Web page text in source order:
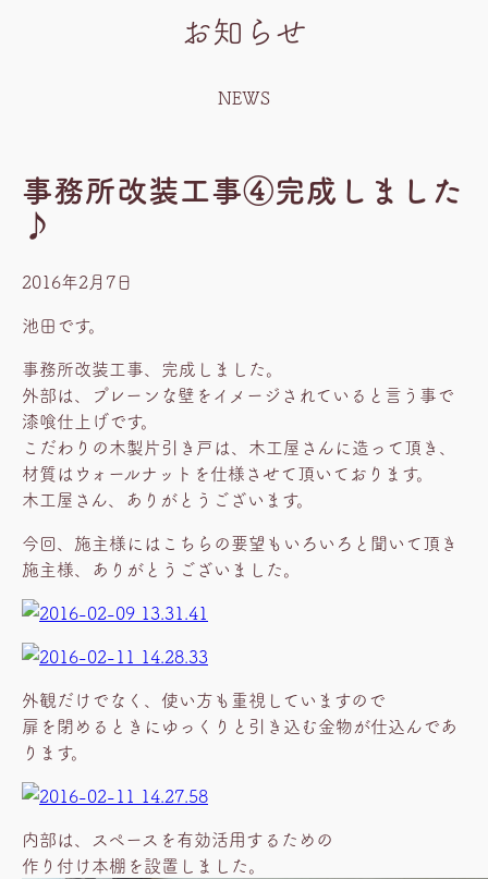
お知らせ
NEWS
事務所改装工事④完成しました
♪
2016年2月7日
池田です。
事務所改装工事、完成しました。
外部は、プレーンな壁をイメージされていると言う事で
漆喰仕上げです。
こだわりの木製片引き戸は、木工屋さんに造って頂き、
材質はウォールナットを仕様させて頂いております。
木工屋さん、ありがとうございます。
今回、施主様にはこちらの要望もいろいろと聞いて頂き
施主様、ありがとうございました。
外観だけでなく、使い方も重視していますので
扉を閉めるときにゆっくりと引き込む金物が仕込んであ
ります。
内部は、スペースを有効活用するための
作り付け本棚を設置しました。